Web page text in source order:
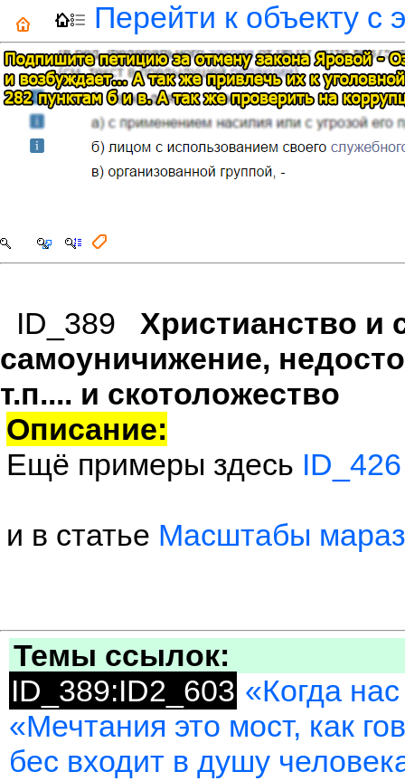
Перейти к объекту с
ID_389 Христианство и
самоуничижение,
т.п.... и скотоложество
Описание:
Ещё примеры здесь
и в статье Масштабы
Темы ссылок:
ID_389:ID2_603 «Когда
«Мечтания это мост, как
бес входит в душу